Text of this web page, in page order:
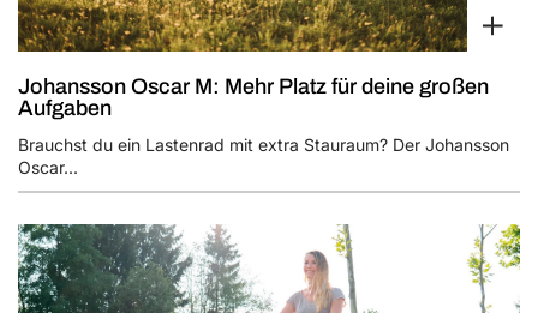
Johansson Oscar M: Mehr Platz für deine großen
Aufgaben
Brauchst du ein Lastenrad mit extra Stauraum? Der Johansson
Oscar...